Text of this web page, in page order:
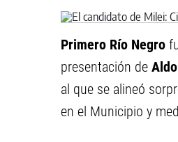
Primero Río Negro
presentación de
al que se alineó
en el Municipio y